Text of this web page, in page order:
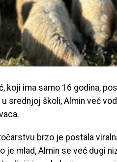
koji ima samo 16 godina,
srednjoj školi, Almin već
brzo je postala
je mlad, Almin se već dugi